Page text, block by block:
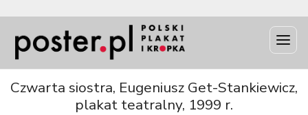
Czwarta siostra, Eugeniusz Get-Stankiewicz,
plakat teatralny, 1999 r.